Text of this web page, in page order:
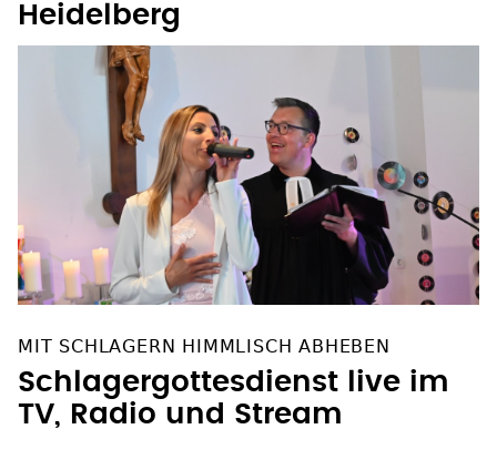
Heidelberg
MIT SCHLAGERN HIMMLISCH ABHEBEN
Schlagergottesdienst live im
TV, Radio und Stream